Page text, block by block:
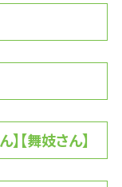
【舞妓さん】